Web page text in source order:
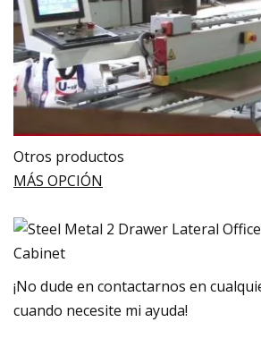
Otros productos
MÁS OPCIÓN
¡No dude en contactarnos en
cuando necesite mi ayuda!